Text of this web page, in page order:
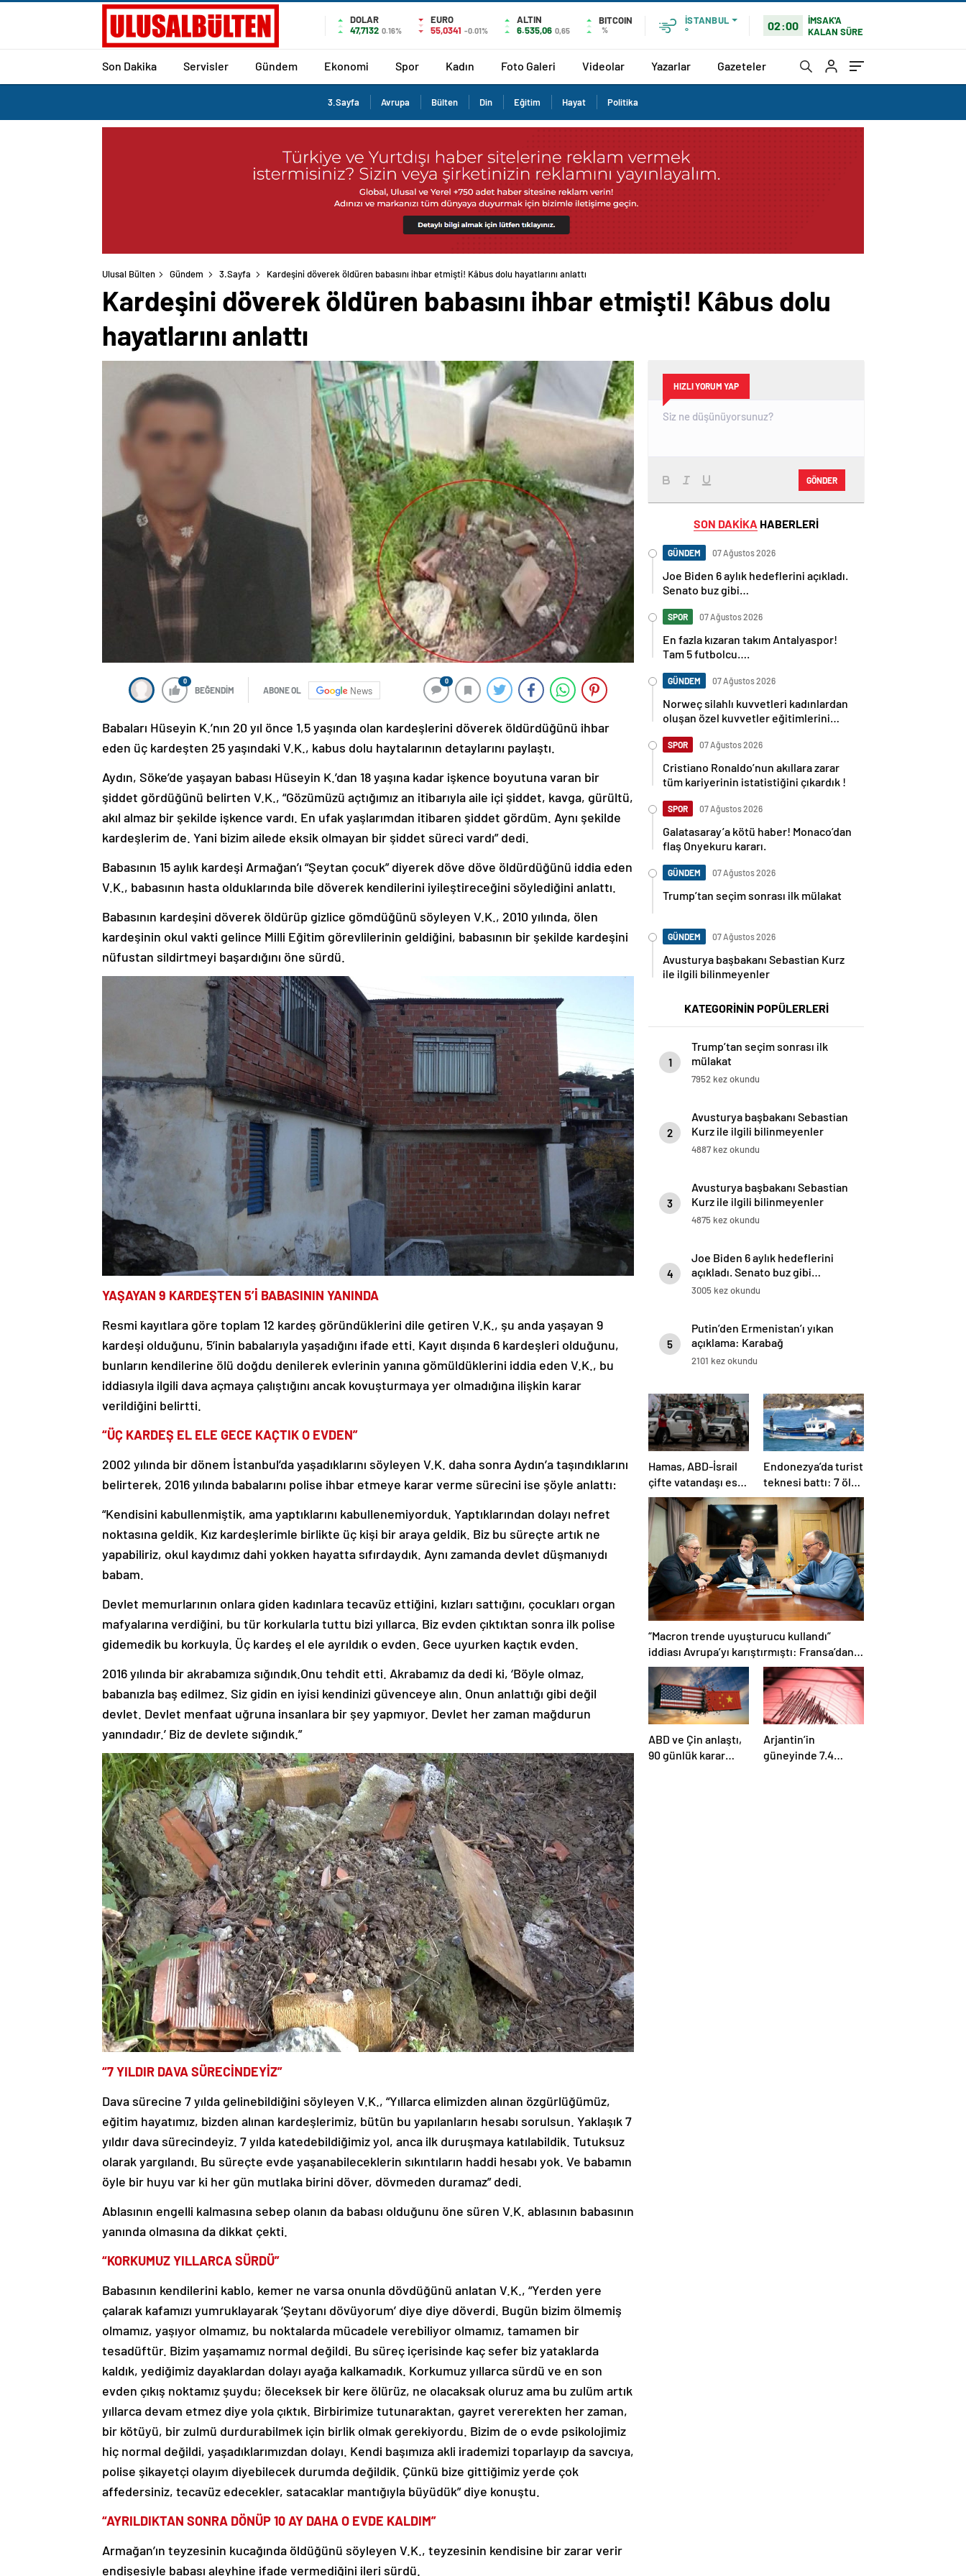
DOLAR
47,7132 0.16%
EURO
55,0341 -0.01%
ALTIN
6.535,06 0,65
BITCOIN
%
İSTANBUL
°
02:00
İMSAK'A
KALAN SÜRE
Son Dakika Servisler Gündem Ekonomi Spor Kadın Foto Galeri Videolar Yazarlar Gazeteler
3.Sayfa Avrupa Bülten Din Eğitim Hayat Politika
Ulusal Bülten Gündem 3.Sayfa Kardeşini döverek öldüren babasını ihbar etmişti! Kâbus dolu hayatlarını anlattı
Kardeşini döverek öldüren babasını ihbar etmişti! Kâbus dolu
hayatlarını anlattı
0
BEĞENDİM ABONE OL News
0
Babaları Hüseyin K.’nın 20 yıl önce 1,5 yaşında olan kardeşlerini döverek öldürdüğünü ihbar
eden üç kardeşten 25 yaşındaki V.K., kabus dolu haytalarının detaylarını paylaştı.
Aydın, Söke’de yaşayan babası Hüseyin K.’dan 18 yaşına kadar işkence boyutuna varan bir
şiddet gördüğünü belirten V.K., “Gözümüzü açtığımız an itibarıyla aile içi şiddet, kavga, gürültü,
akıl almaz bir şekilde işkence vardı. En ufak yaşlarımdan itibaren şiddet gördüm. Aynı şekilde
kardeşlerim de. Yani bizim ailede eksik olmayan bir şiddet süreci vardı” dedi.
Babasının 15 aylık kardeşi Armağan’ı “Şeytan çocuk” diyerek döve döve öldürdüğünü iddia eden
V.K., babasının hasta olduklarında bile döverek kendilerini iyileştireceğini söylediğini anlattı.
Babasının kardeşini döverek öldürüp gizlice gömdüğünü söyleyen V.K., 2010 yılında, ölen
kardeşinin okul vakti gelince Milli Eğitim görevlilerinin geldiğini, babasının bir şekilde kardeşini
nüfustan sildirtmeyi başardığını öne sürdü.
YAŞAYAN 9 KARDEŞTEN 5’İ BABASININ YANINDA
Resmi kayıtlara göre toplam 12 kardeş göründüklerini dile getiren V.K., şu anda yaşayan 9
kardeşi olduğunu, 5’inin babalarıyla yaşadığını ifade etti. Kayıt dışında 6 kardeşleri olduğunu,
bunların kendilerine ölü doğdu denilerek evlerinin yanına gömüldüklerini iddia eden V.K., bu
iddiasıyla ilgili dava açmaya çalıştığını ancak kovuşturmaya yer olmadığına ilişkin karar
verildiğini belirtti.
“ÜÇ KARDEŞ EL ELE GECE KAÇTIK O EVDEN”
2002 yılında bir dönem İstanbul’da yaşadıklarını söyleyen V.K. daha sonra Aydın’a taşındıklarını
belirterek, 2016 yılında babalarını polise ihbar etmeye karar verme sürecini ise şöyle anlattı:
“Kendisini kabullenmiştik, ama yaptıklarını kabullenemiyorduk. Yaptıklarından dolayı nefret
noktasına geldik. Kız kardeşlerimle birlikte üç kişi bir araya geldik. Biz bu süreçte artık ne
yapabiliriz, okul kaydımız dahi yokken hayatta sıfırdaydık. Aynı zamanda devlet düşmanıydı
babam.
Devlet memurlarının onlara giden kadınlara tecavüz ettiğini, kızları sattığını, çocukları organ
mafyalarına verdiğini, bu tür korkularla tuttu bizi yıllarca. Biz evden çıktıktan sonra ilk polise
gidemedik bu korkuyla. Üç kardeş el ele ayrıldık o evden. Gece uyurken kaçtık evden.
2016 yılında bir akrabamıza sığındık.Onu tehdit etti. Akrabamız da dedi ki, ‘Böyle olmaz,
babanızla baş edilmez. Siz gidin en iyisi kendinizi güvenceye alın. Onun anlattığı gibi değil
devlet. Devlet menfaat uğruna insanlara bir şey yapmıyor. Devlet her zaman mağdurun
yanındadır.’ Biz de devlete sığındık.”
“7 YILDIR DAVA SÜRECİNDEYİZ”
Dava sürecine 7 yılda gelinebildiğini söyleyen V.K., “Yıllarca elimizden alınan özgürlüğümüz,
eğitim hayatımız, bizden alınan kardeşlerimiz, bütün bu yapılanların hesabı sorulsun. Yaklaşık 7
yıldır dava sürecindeyiz. 7 yılda katedebildiğimiz yol, anca ilk duruşmaya katılabildik. Tutuksuz
olarak yargılandı. Bu süreçte evde yaşanabileceklerin sıkıntıların haddi hesabı yok. Ve babamın
öyle bir huyu var ki her gün mutlaka birini döver, dövmeden duramaz” dedi.
Ablasının engelli kalmasına sebep olanın da babası olduğunu öne süren V.K. ablasının babasının
yanında olmasına da dikkat çekti.
“KORKUMUZ YILLARCA SÜRDÜ”
Babasının kendilerini kablo, kemer ne varsa onunla dövdüğünü anlatan V.K., “Yerden yere
çalarak kafamızı yumruklayarak ‘Şeytanı dövüyorum’ diye diye döverdi. Bugün bizim ölmemiş
olmamız, yaşıyor olmamız, bu noktalarda mücadele verebiliyor olmamız, tamamen bir
tesadüftür. Bizim yaşamamız normal değildi. Bu süreç içerisinde kaç sefer biz yataklarda
kaldık, yediğimiz dayaklardan dolayı ayağa kalkamadık. Korkumuz yıllarca sürdü ve en son
evden çıkış noktamız şuydu; öleceksek bir kere ölürüz, ne olacaksak oluruz ama bu zulüm artık
yıllarca devam etmez diye yola çıktık. Birbirimize tutunaraktan, gayret vererekten her zaman,
bir kötüyü, bir zulmü durdurabilmek için birlik olmak gerekiyordu. Bizim de o evde psikolojimiz
hiç normal değildi, yaşadıklarımızdan dolayı. Kendi başımıza akli irademizi toparlayıp da savcıya,
polise şikayetçi olayım diyebilecek durumda değildik. Çünkü bize gittiğimiz yerde çok
affedersiniz, tecavüz edecekler, satacaklar mantığıyla büyüdük” diye konuştu.
“AYRILDIKTAN SONRA DÖNÜP 10 AY DAHA O EVDE KALDIM”
Armağan’ın teyzesinin kucağında öldüğünü söyleyen V.K., teyzesinin kendisine bir zarar verir
endişesiyle babası aleyhine ifade vermediğini ileri sürdü.
HIZLI YORUM YAP
GÖNDER
SON DAKİKA HABERLERİ
GÜNDEM 07 Ağustos 2026
Joe Biden 6 aylık hedeflerini açıkladı.
Senato buz gibi…
SPOR 07 Ağustos 2026
En fazla kızaran takım Antalyaspor!
Tam 5 futbolcu….
GÜNDEM 07 Ağustos 2026
Norweç silahlı kuvvetleri kadınlardan
oluşan özel kuvvetler eğitimlerini
SPOR 07 Ağustos 2026
Cristiano Ronaldo’nun akıllara zarar
tüm kariyerinin istatistiğini çıkardık !
SPOR 07 Ağustos 2026
Galatasaray’a kötü haber! Monaco’dan
flaş Onyekuru kararı.
GÜNDEM 07 Ağustos 2026
Trump’tan seçim sonrası ilk mülakat
GÜNDEM 07 Ağustos 2026
Avusturya başbakanı Sebastian Kurz
ile ilgili bilinmeyenler
KATEGORİNİN POPÜLERLERİ
1
Trump’tan seçim sonrası ilk
mülakat
7952 kez okundu
2
Avusturya başbakanı Sebastian
Kurz ile ilgili bilinmeyenler
4887 kez okundu
3
Avusturya başbakanı Sebastian
Kurz ile ilgili bilinmeyenler
4875 kez okundu
4
Joe Biden 6 aylık hedeflerini
açıkladı. Senato buz gibi…
3005 kez okundu
5
Putin’den Ermenistan’ı yıkan
açıklama: Karabağ
Azerbaycan’ın ayrılmaz bir
2101 kez okundu
Hamas, ABD-İsrail
çifte vatandaşı esiri
serbest
bırakacağını
duyurdu
Endonezya’da turist
teknesi battı: 7 ölü,
34 yaralı
“Macron trende uyuşturucu kullandı”
iddiası Avrupa’yı karıştırmıştı: Fransa’dan
“peçeteli” yalanlama geldi!
ABD ve Çin anlaştı,
90 günlük karar
Arjantin’in
güneyinde 7.4